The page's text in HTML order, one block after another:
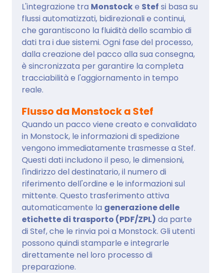
L'integrazione tra Monstocke Stef si basa su
flussi automatizzati, bidirezionali e continui,
che garantiscono la fluidità dello scambio di
dati tra i due sistemi. Ogni fase del processo,
dalla creazione del pacco alla sua consegna,
è sincronizzata per garantire la completa
tracciabilità e l'aggiornamento in tempo
reale.
Flusso da Monstock a Stef
Quando un pacco viene creato e convalidato
in Monstock, le informazioni di spedizione
vengono immediatamente trasmesse a Stef.
Questi dati includono il peso, le dimensioni,
l'indirizzo del destinatario, il numero di
riferimento dell'ordine e le informazioni sul
mittente. Questo trasferimento attiva
automaticamente la generazione delle
etichette di trasporto (PDF/ZPL) da parte
di Stef, che le rinvia poi a Monstock. Gli utenti
possono quindi stamparle e integrarle
direttamente nel loro processo di
preparazione.